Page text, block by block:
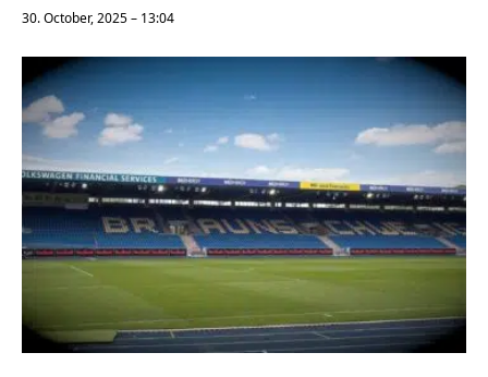
30. October, 2025 – 13:04